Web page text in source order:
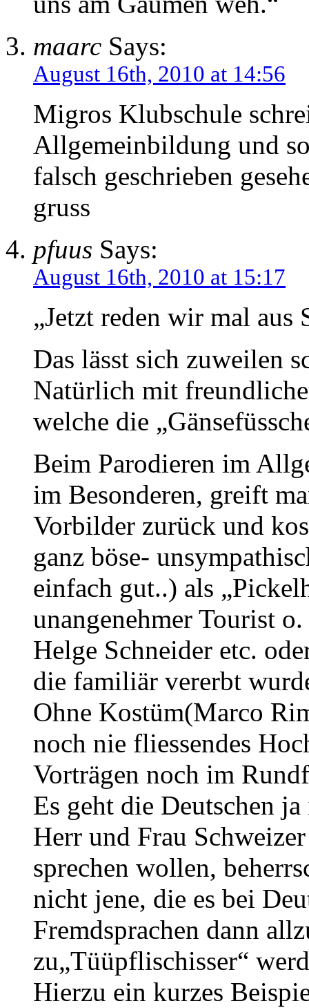
maarc Says:
August 16th, 2010 at 14:56
Migros Klubschule
Allgemeinbildung und
falsch geschrieben
gruss
pfuus Says:
August 16th, 2010 at 15:17
„Jetzt reden wir mal aus
Das lässt sich zuweilen
Natürlich mit
welche die
Beim Parodieren im
im Besonderen, greift
Vorbilder zurück und
ganz böse-
einfach gut..) als
unangenehmer Tourist
Helge Schneider etc.
die familiär vererbt
Ohne Kostüm(Marco
noch nie fliessendes
Vorträgen noch im
Es geht die Deutschen
Herr und Frau
sprechen wollen,
nicht jene, die es bei
Fremdsprachen dann
zu„Tüüpflischisser“
Hierzu ein kurzes